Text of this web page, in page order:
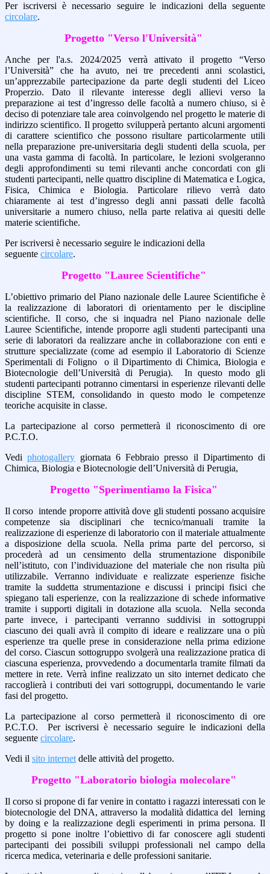
Per iscriversi è necessario seguire le indicazioni della seguente
circolare.
Progetto "Verso l'Università"
Anche per l'a.s. 2024/2025 verrà attivato il progetto “Verso
l’Università” che ha avuto, nei tre precedenti anni scolastici,
un’apprezzabile partecipazione da parte degli studenti del Liceo
Properzio. Dato il rilevante interesse degli allievi verso la
preparazione ai test d’ingresso delle facoltà a numero chiuso, si è
deciso di potenziare tale area coinvolgendo nel progetto le materie di
indirizzo scientifico. Il progetto svilupperà pertanto alcuni argomenti
di carattere scientifico che possono risultare particolarmente utili
nella preparazione pre-universitaria degli studenti della scuola, per
una vasta gamma di facoltà. In particolare, le lezioni svolgeranno
degli approfondimenti su temi rilevanti anche concordati con gli
studenti partecipanti, nelle quattro discipline di Matematica e Logica,
Fisica, Chimica e Biologia. Particolare rilievo verrà dato
chiaramente ai test d’ingresso degli anni passati delle facoltà
universitarie a numero chiuso, nella parte relativa ai quesiti delle
materie scientifiche.
Per iscriversi è necessario seguire le indicazioni della
seguente circolare.
Progetto "Lauree Scientifiche"
L’obiettivo primario del Piano nazionale delle Lauree Scientifiche è
la realizzazione di laboratori di orientamento per le discipline
scientifiche. Il corso, che si inquadra nel Piano nazionale delle
Lauree Scientifiche, intende proporre agli studenti partecipanti una
serie di laboratori da realizzare anche in collaborazione con enti e
strutture specializzate (come ad esempio il Laboratorio di Scienze
Sperimentali di Foligno o il Dipartimento di Chimica, Biologia e
Biotecnologie dell’Università di Perugia). In questo modo gli
studenti partecipanti potranno cimentarsi in esperienze rilevanti delle
discipline STEM, consolidando in questo modo le competenze
teoriche acquisite in classe.
La partecipazione al corso permetterà il riconoscimento di ore
P.C.T.O.
Vediphotogallery giornata 6 Febbraio presso il Dipartimento di
Chimica, Biologia e Biotecnologie dell’Università di Perugia,
Progetto "Sperimentiamo la Fisica"
Il corso intende proporre attività dove gli studenti possano acquisire
competenze sia disciplinari che tecnico/manuali tramite la
realizzazione di esperienze di laboratorio con il materiale attualmente
a disposizione della scuola. Nella prima parte del percorso, si
procederà ad un censimento della strumentazione disponibile
nell’istituto, con l’individuazione del materiale che non risulta più
utilizzabile. Verranno individuate e realizzate esperienze fisiche
tramite la suddetta strumentazione e discussi i principi fisici che
spiegano tali esperienze, con la realizzazione di schede informative
tramite i supporti digitali in dotazione alla scuola. Nella seconda
parte invece, i partecipanti verranno suddivisi in sottogruppi
ciascuno dei quali avrà il compito di ideare e realizzare una o più
esperienze tra quelle prese in considerazione nella prima edizione
del corso. Ciascun sottogruppo svolgerà una realizzazione pratica di
ciascuna esperienza, provvedendo a documentarla tramite filmati da
mettere in rete. Verrà infine realizzato un sito internet dedicato che
raccoglierà i contributi dei vari sottogruppi, documentando le varie
fasi del progetto.
La partecipazione al corso permetterà il riconoscimento di ore
P.C.T.O. Per iscriversi è necessario seguire le indicazioni della
seguente circolare.
Vedi il sito internet delle attività del progetto.
Progetto "Laboratorio biologia molecolare"
Il corso si propone di far venire in contatto i ragazzi interessati con le
biotecnologie del DNA, attraverso la modalità didattica del lerning
by doing e la realizzazione degli esperimenti in prima persona. Il
progetto si pone inoltre l’obiettivo di far conoscere agli studenti
partecipanti dei possibili sviluppi professionali nel campo della
ricerca medica, veterinaria e delle professioni sanitarie.